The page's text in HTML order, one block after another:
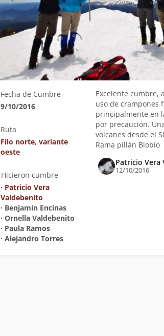
Fecha de Cumbre
9/10/2016
Ruta
Filo norte, variante
oeste
Hicieron cumbre
∙ Patricio Vera
Valdebenito
∙ Benjamin Encinas
∙ Ornella Valdebenito
∙ Paula Ramos
∙ Alejandro Torres
Excelente cumbre,
uso de crampones
principalmente en
por precaución.
volcanes desde el
Rama pillán Biobío
Patricio Vera
12/10/2016